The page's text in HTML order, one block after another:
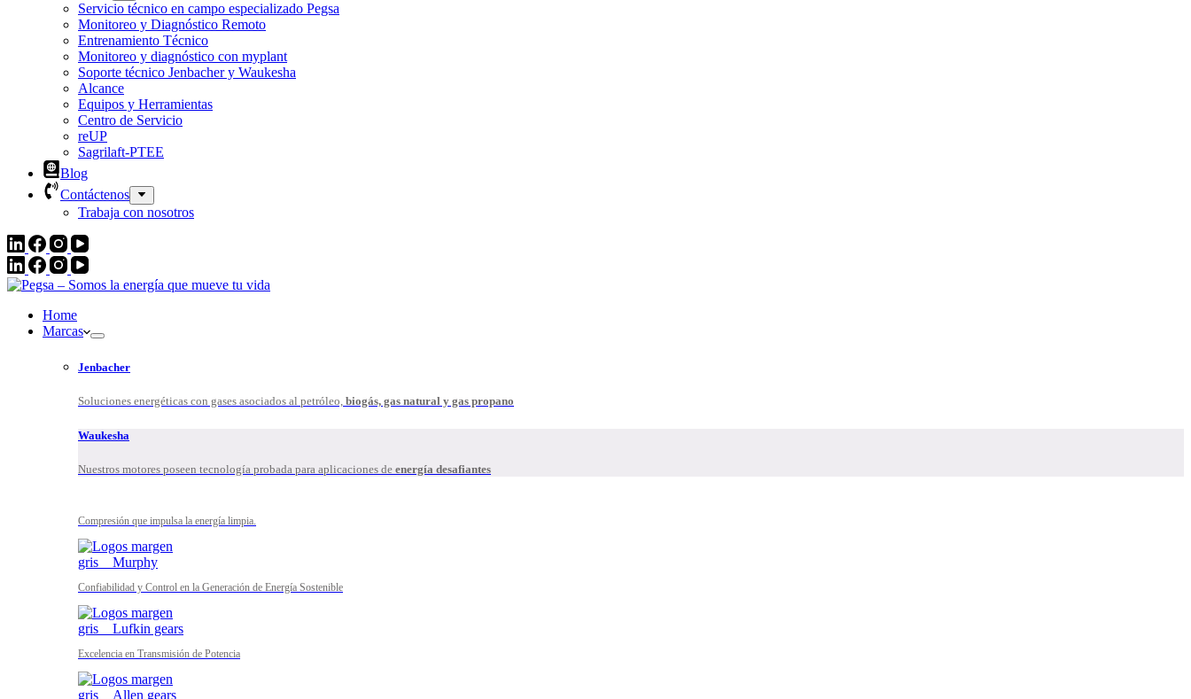
Servicio técnico en campo especializado Pegsa
Monitoreo y Diagnóstico Remoto
Entrenamiento Técnico
Monitoreo y diagnóstico con myplant
Soporte técnico Jenbacher y Waukesha
Alcance
Equipos y Herramientas
Centro de Servicio
reUP
Sagrilaft-PTEE
Blog
Contáctenos
Trabaja con nosotros
Home
Marcas
Jenbacher
Soluciones energéticas con gases asociados al petróleo, biogás, gas natural y gas propano
Waukesha
Nuestros motores poseen tecnología probada para aplicaciones de energía desafiantes
Compresión que impulsa la energía limpia.
Confiabilidad y Control en la Generación de Energía Sostenible
Excelencia en Transmisión de Potencia